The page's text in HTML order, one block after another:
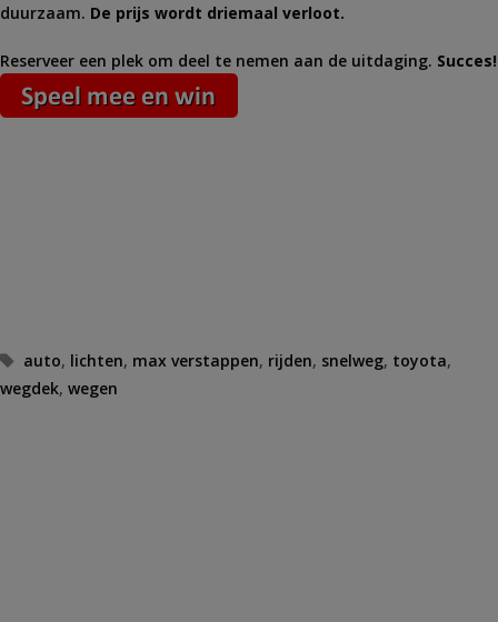
duurzaam. De prijs wordt driemaal verloot.
Reserveer een plek om deel te nemen aan de uitdaging. Succes!
Tags
auto, lichten, max verstappen, rijden, snelweg, toyota,
wegdek, wegen